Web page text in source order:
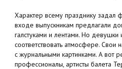
Характер всему празднику задал
входе выпускникам предлагали
галстуками и лентами. Но девушки
соответствовать атмосфере. Свои
с журнальными картинками. А вот
профессионалы, артисты балета